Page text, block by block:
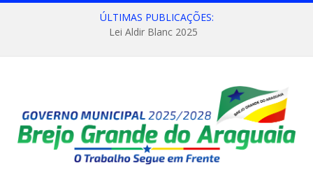
ÚLTIMAS PUBLICAÇÕES:
Lei Aldir Blanc 2025